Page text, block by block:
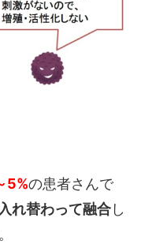
5%の患者さんで
れ替わって融合し